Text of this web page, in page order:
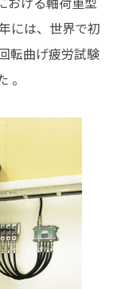
には、世界で初
転曲げ疲労試験
。